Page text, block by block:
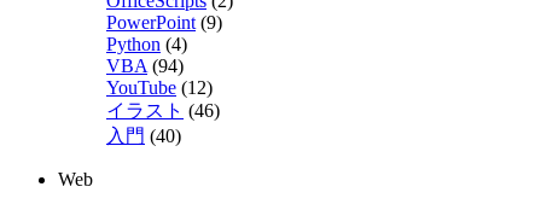
PowerPoint (9)
Python (4)
VBA (94)
YouTube (12)
イラスト (46)
入門 (40)
Web